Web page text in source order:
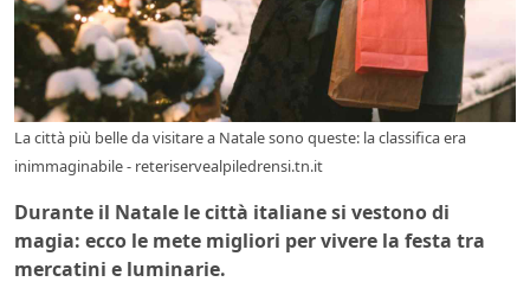
La città più belle da visitare a Natale sono queste: la classifica era
inimmaginabile - reteriservealpiledrensi.tn.it
Durante il Natale le città italiane si vestono di
magia: ecco le mete migliori per vivere la festa tra
mercatini e luminarie.